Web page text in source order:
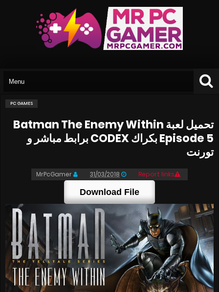
PC GAMES
تحميل لعبة Batman The Enemy Within
Episode 5 بكراك CODEX برابط مباشر و
تورنت
MrPcGamer 31/03/2018 Report links
Download File